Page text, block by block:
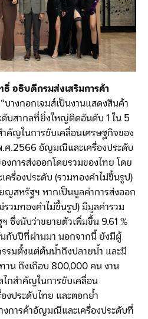
อธิบดีกรมส่งเสริมการค้า
บางกอกเจมส์เป็นงานแสดงสินค้า
บสากลที่ยิ่งใหญ่ติดอันดับ 1 ใน 5
ำคัญในการขับเคลื่อนเศรษฐกิจของ
.ศ.2566 อัญมณีและเครื่องประดับ
การส่งออกโดยรวมของไทย โดย
รื่องประดับ (รวมทองคำไม่ขึ้นรูป)
ญสหรัฐฯ หากเป็นมูลค่าการส่งออก
วมทองคำไม่ขึ้นรูป) มีมูลค่ารวม
ซึ่งนับว่าขยายตัวเพิ่มขึ้น 9.61 %
นกับปีที่ผ่านมา นอกจากนี้ ยังมีผู้
รมตั้งแต่ต้นน้ำถึงปลายน้ำ และมี
าน ถึงเกือบ 800,000 คน งาน
กสำคัญในการขับเคลื่อน
ประดับไทย และตอกย้ำ
งการค้าอัญมณีและเครื่องประดับที่